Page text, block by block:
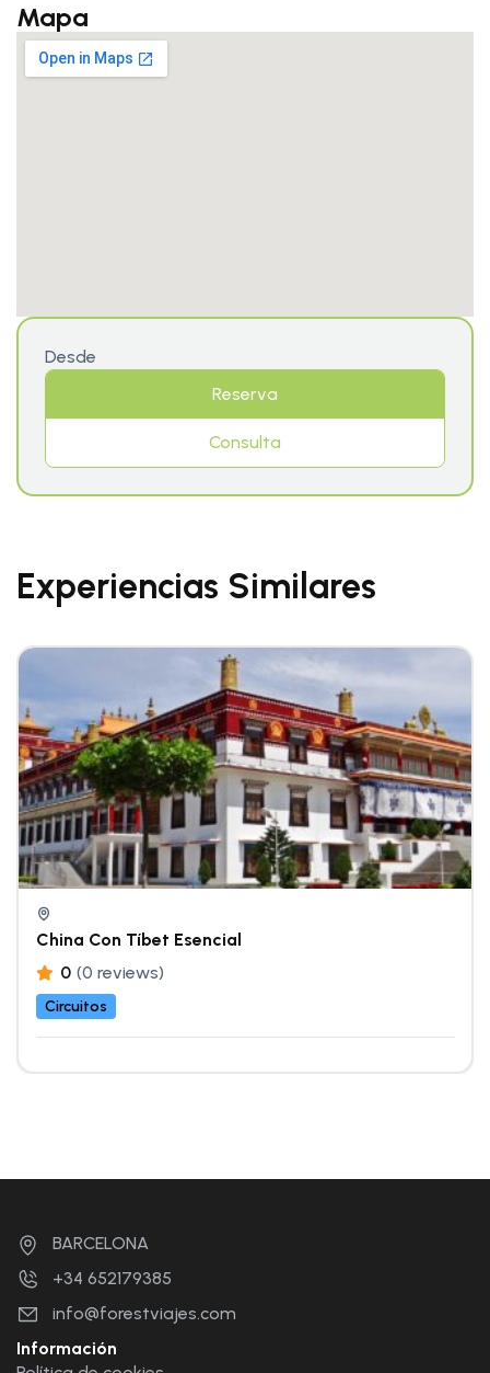
Mapa
Desde
Reserva
Consulta
Experiencias Similares
China Con Tíbet Esencial
0 (0 reviews)
Circuitos
BARCELONA
+34 652179385
info@forestviajes.com
Información